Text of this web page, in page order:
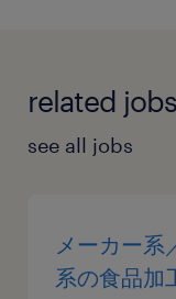
related
see all jobs
メーカー系
系の食品加